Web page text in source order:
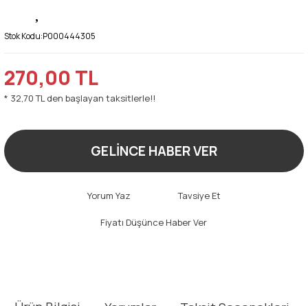
Stok Kodu:P000444305
270,00 TL
* 32,70 TL den başlayan taksitlerle!!
GELİNCE HABER VER
Yorum Yaz Tavsiye Et
Fiyatı Düşünce Haber Ver